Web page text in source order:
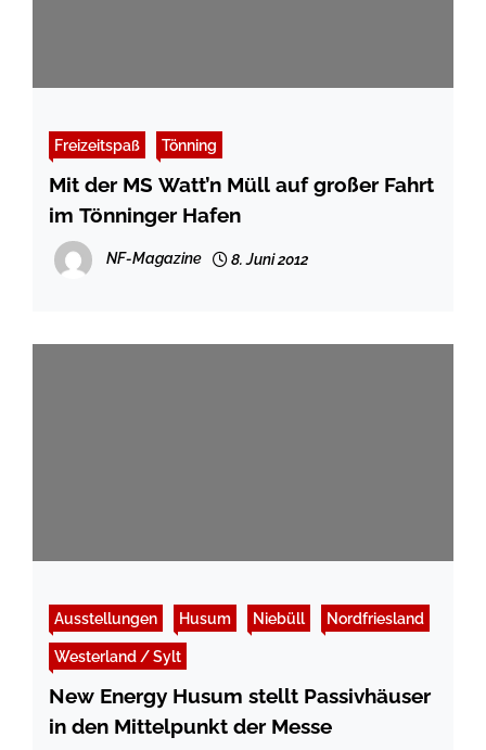
Freizeitspaß Tönning
Mit der MS Watt’n Müll auf großer Fahrt
im Tönninger Hafen
NF-Magazine 8. Juni 2012
Ausstellungen Husum Niebüll Nordfriesland
Westerland / Sylt
New Energy Husum stellt Passivhäuser
in den Mittelpunkt der Messe